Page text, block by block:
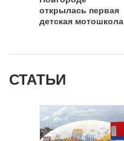
открылась первая
детская мотошкола
СТАТЬИ